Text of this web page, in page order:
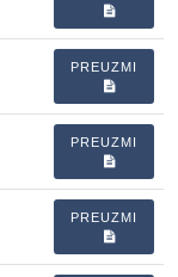
PREUZMI
PREUZMI
PREUZMI